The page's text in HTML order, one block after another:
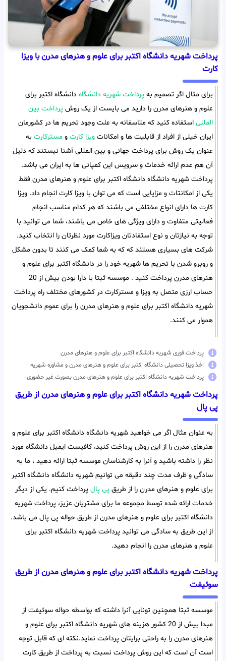
پرداخت شهریه دانشگاه اکتبر برای علوم و هنرهای مدرن با ویزا
کارت
برای مثال اگر تصمیم به پرداخت شهریه دانشگاه دانشگاه اکتبر برای
علوم و هنرهای مدرن را دارید می بایست از یک روش پرداخت بین
المللی استفاده کنید که متاسفانه به علت وجود تحریم ها در کشورمان
ایران خیلی از افراد از قابلیت ها و امکانات ویزا کارت و مسترکارت به
عنوان یک روش برای پرداخت جهانی و بین المللی آشنا نیستند که دلیل
آن هم عدم ارائه خدمات و سرویس این کمپانی ها به ایران می باشد.
پرداخت شهریه دانشگاه دانشگاه اکتبر برای علوم و هنرهای مدرن فقط
یکی از امکانتات و مزایایی است که می توان با ویزا کارت انجام داد. ویزا
کارت ها دارای انواع مختلفی می باشند که هر کدام مناسب انجام
فعالیتی متفاوت و دارای ویژگی های خاص می باشند، شما می توانید با
توجه به نیازتان و نوع استفادتان ویزاکارت مورد نظرتان را انتخاب کنید.
شرکت های بسیاری هستند که که به شما کمک می کنند تا بدون مشکل
و روبرو شدن با تحریم ها شهریه خود را در دانشگاه اکتبر برای علوم و
هنرهای مدرن پرداخت کنید . موسسه ثبتا با دارا بودن بیش از 20
حساب ارزی متصل به ویزا و مسترکارت در کشورهای مختلف راه پرداخت
شهریه دانشگاه اکتبر برای علوم و هنرهای مدرن را برای عموم دانشجویان
هموار می کنند.
پرداخت فوری شهریه دانشگاه اکتبر برای علوم و هنرهای مدرن
اخذ ویزا تحصیلی دانشگاه اکتبر برای علوم و هنرهای مدرن و مشاوره شهریه
پرداخت شهریه دانشگاه اکتبر برای علوم و هنرهای مدرن بصورت غیر حضوری
پرداخت شهریه دانشگاه اکتبر برای علوم و هنرهای مدرن از طریق
پی پال
به عنوان مثال اگر می خواهید شهریه دانشگاه دانشگاه اکتبر برای علوم و
هنرهای مدرن را از این روش پرداخت کنید، کافیست ایمیل دانشگاه مورد
نظر را داشته باشید و آنرا به کارشناسان موسسه ثبتا ارائه دهید ، ما به
سادگی و ظرف مدت چند دقیقه می توانیم شهریه دانشگاه دانشگاه اکتبر
برای علوم و هنرهای مدرن را از طریق پی پال پرداخت کنیم. یکی از دیگر
خدمات ارائه شده توسط مجموعه ما برای مشتریان عزیز، پرداخت شهریه
دانشگاه اکتبر برای علوم و هنرهای مدرن از طریق حواله پی پال می باشد.
از این طریق به سادگی می توانید پرداخت شهریه دانشگاه اکتبر برای
علوم و هنرهای مدرن را انجام دهید.
پرداخت شهریه دانشگاه اکتبر برای علوم و هنرهای مدرن از طریق
سوئیفت
موسسه ثبتا همچنین تونایی آنرا داشته که بواسطه حواله سوئیفت از
مبدا بیش از 20 کشور هزینه های شهریه دانشگاه اکتبر برای علوم و
هنرهای مدرن را به راحتی برایتان پرداخت نماید.نکته ای که قابل توجه
است آن است که این روش پرداخت نسبت به پرداخت از طریق کارت